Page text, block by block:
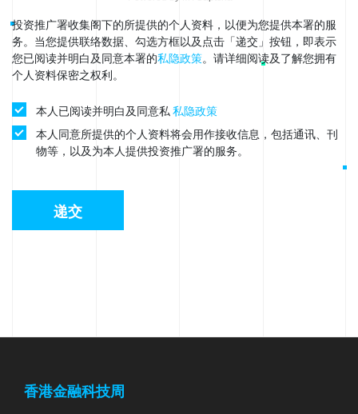
投资推广署收集阁下的所提供的个人资料，以便为您提供本署的服
务。当您提供联络数据、勾选方框以及点击「递交」按钮，即表示
您已阅读并明白及同意本署的私隐政策。请详细阅读及了解您拥有
个人资料保密之权利。
本人已阅读并明白及同意私私隐政策
本人同意所提供的个人资料将会用作接收信息，包括通讯、刊
物等，以及为本人提供投资推广署的服务。
递交
香港金融科技周